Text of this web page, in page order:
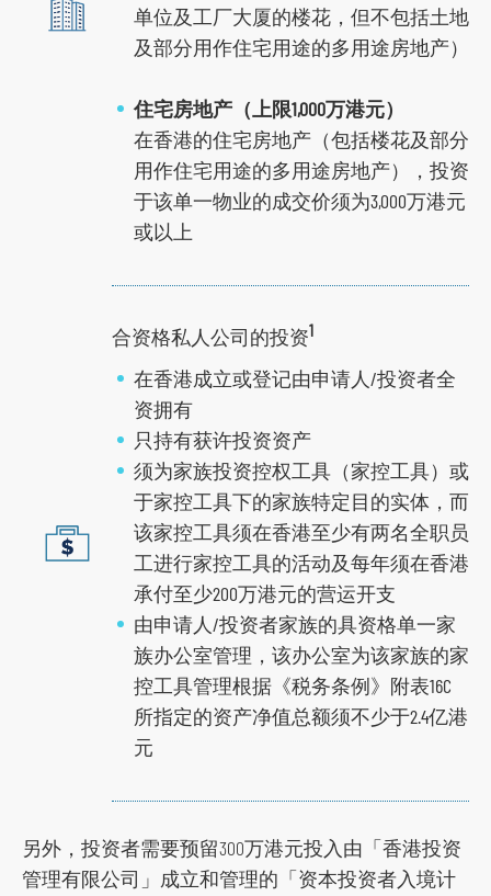
单位及工厂大厦的楼花，但不包括土地
及部分用作住宅用途的多用途房地产）
住宅房地产（上限1,000万港元）
在香港的住宅房地产（包括楼花及部分
用作住宅用途的多用途房地产），投资
于该单一物业的成交价须为3,000万港元
或以上
合资格私人公司的投资1
在香港成立或登记由申请人/投资者全
资拥有
只持有获许投资资产
须为家族投资控权工具（家控工具）或
于家控工具下的家族特定目的实体，而
该家控工具须在香港至少有两名全职员
工进行家控工具的活动及每年须在香港
承付至少200万港元的营运开支
由申请人/投资者家族的具资格单一家
族办公室管理，该办公室为该家族的家
控工具管理根据《税务条例》附表16C
所指定的资产净值总额须不少于2.4亿港
元
另外，投资者需要预留300万港元投入由「香港投资
管理有限公司」成立和管理的「资本投资者入境计